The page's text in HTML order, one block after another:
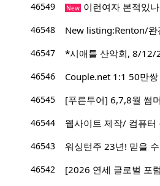
46549
New 이런여자 본적있
46548
New listing:Renton/완
46547
*시애틀 산악회, 8/12/
46546
Couple.net 1:1 50만
46545
[푸른투어] 6,7,8월 썸
46544
웹사이트 제작/ 컴퓨
46543
워싱턴주 23년! 믿을
46542
[2026 연세 글로벌 포